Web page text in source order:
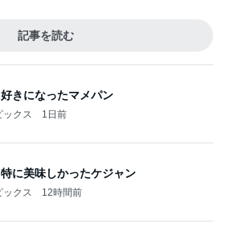
記事を読む
きになったマメパン
クス 1日前
に美味しかったケジャン
クス 12時間前